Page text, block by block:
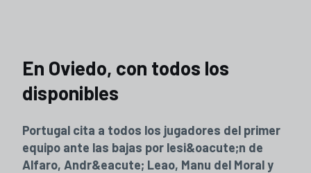
En Oviedo, con todos los
disponibles
Portugal cita a todos los jugadores del primer
equipo ante las bajas por lesi&oacute;n de
Alfaro, Andr&eacute; Leao, Manu del Moral y